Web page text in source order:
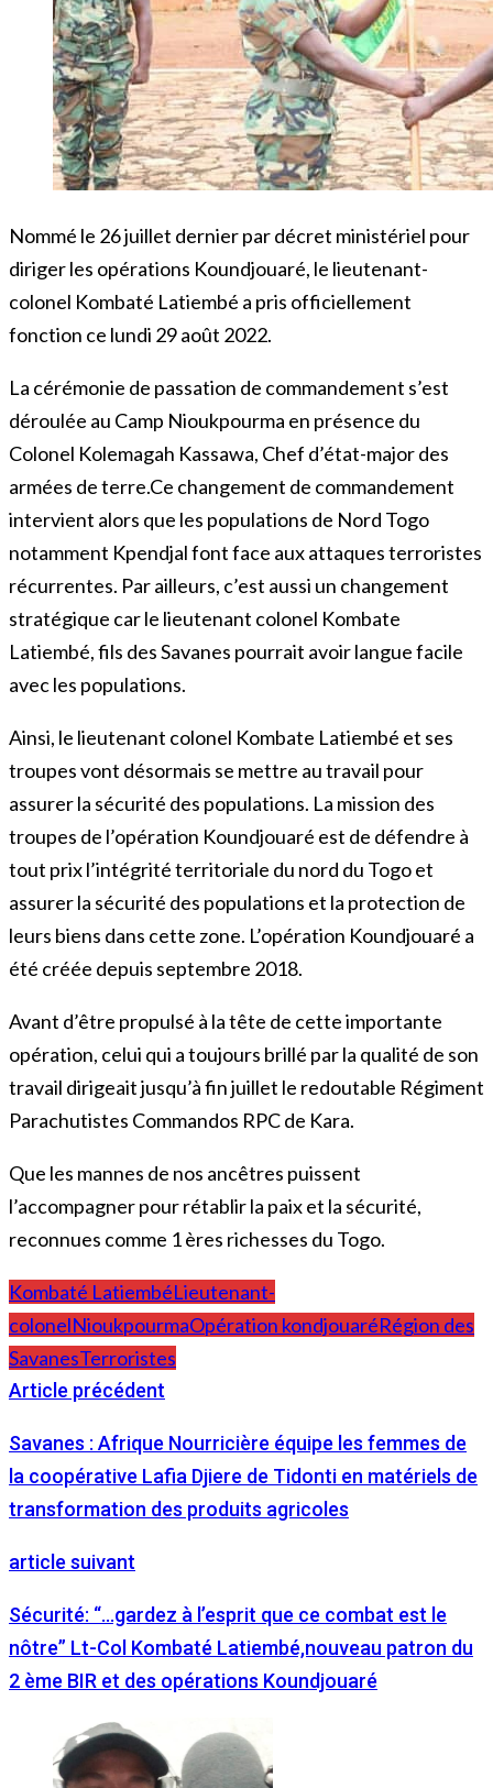
Nommé le 26 juillet dernier par décret ministériel pour
diriger les opérations Koundjouaré, le lieutenant-
colonel Kombaté Latiembé a pris officiellement
fonction ce lundi 29 août 2022.
La cérémonie de passation de commandement s’est
déroulée au Camp Nioukpourma en présence du
Colonel Kolemagah Kassawa, Chef d’état-major des
armées de terre.Ce changement de commandement
intervient alors que les populations de Nord Togo
notamment Kpendjal font face aux attaques terroristes
récurrentes. Par ailleurs, c’est aussi un changement
stratégique car le lieutenant colonel Kombate
Latiembé, fils des Savanes pourrait avoir langue facile
avec les populations.
Ainsi, le lieutenant colonel Kombate Latiembé et ses
troupes vont désormais se mettre au travail pour
assurer la sécurité des populations. La mission des
troupes de l’opération Koundjouaré est de défendre à
tout prix l’intégrité territoriale du nord du Togo et
assurer la sécurité des populations et la protection de
leurs biens dans cette zone. L’opération Koundjouaré a
été créée depuis septembre 2018.
Avant d’être propulsé à la tête de cette importante
opération, celui qui a toujours brillé par la qualité de son
travail dirigeait jusqu’à fin juillet le redoutable Régiment
Parachutistes Commandos RPC de Kara.
Que les mannes de nos ancêtres puissent
l’accompagner pour rétablir la paix et la sécurité,
reconnues comme 1 ères richesses du Togo.
Kombaté LatiembéLieutenant-
colonelNioukpourmaOpération kondjouaréRégion des
SavanesTerroristes
Article précédent
Savanes : Afrique Nourricière équipe les femmes de
la coopérative Lafia Djiere de Tidonti en matériels de
transformation des produits agricoles
article suivant
Sécurité: “…gardez à l’esprit que ce combat est le
nôtre” Lt-Col Kombaté Latiembé,nouveau patron du
2 ème BIR et des opérations Koundjouaré